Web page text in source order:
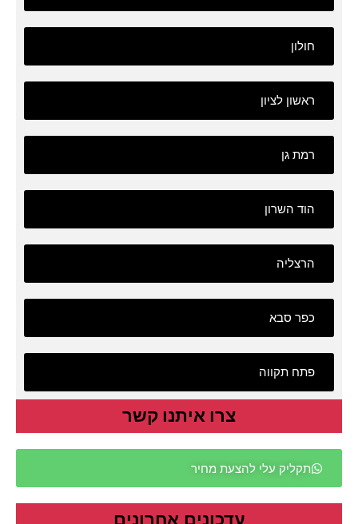
חולון
ראשון לציון
רמת גן
הוד השרון
הרצליה
כפר סבא
פתח תקווה
צרו איתנו קשר
תקליק עלי להצעת מחיר
עדכונים אחרונים